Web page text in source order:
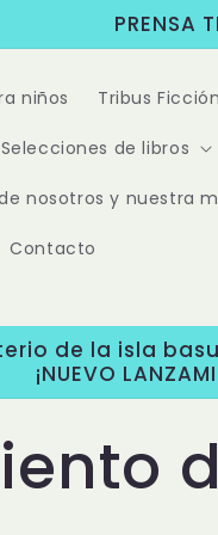
PRENSA
niños Tribus Ficción
Selecciones de libros
nosotros y nuestra
Contacto
de la isla
¡NUEVO